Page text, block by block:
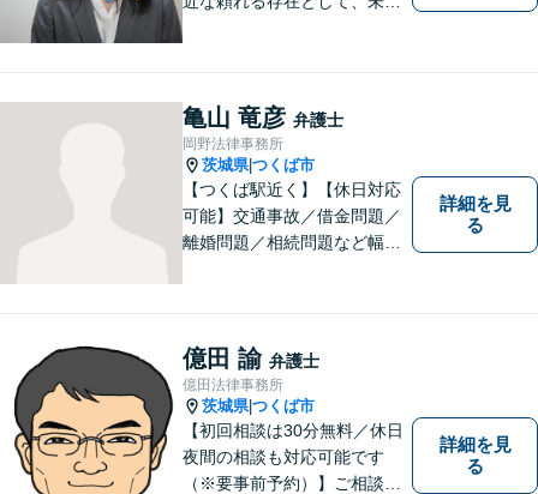
亀山 竜彦 弁護士
岡野法律事務所
茨城県|つくば市
【つくば駅近く】【休日対応
可能】交通事故／借金問題／
離婚問題／相続問題など幅広
み、考え、依頼者様の希望を
実現するために精一杯努力い
たします。お気軽にご相談く
ださい。
詳細を見
る
億田 諭 弁護士
億田法律事務所
茨城県|つくば市
【初回相談は30分無料／休日
夜間の相談も対応可能です
（※要事前予約）】ご相談、
詳細を見
る